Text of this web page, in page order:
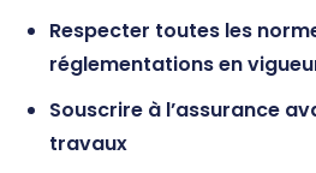
Respecter toutes les
réglementations en
Souscrire à l’assurance
travaux